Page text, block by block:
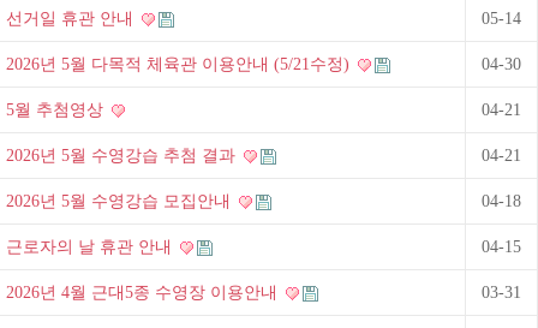
선거일 휴관 안내 05-14
2026년 5월 다목적 체육관 이용안내 (5/21수정) 04-30
5월 추첨영상 04-21
2026년 5월 수영강습 추첨 결과 04-21
2026년 5월 수영강습 모집안내 04-18
근로자의 날 휴관 안내 04-15
2026년 4월 근대5종 수영장 이용안내 03-31